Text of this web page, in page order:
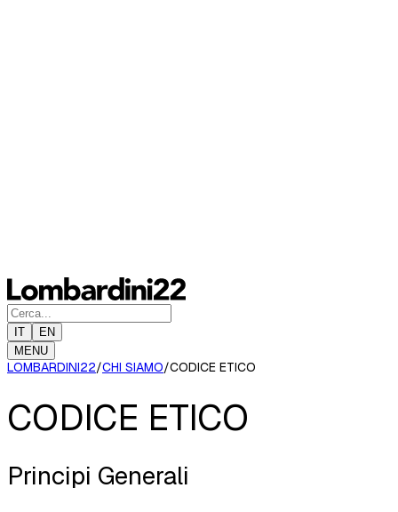
IT
EN
MENU
LOMBARDINI22/CHI SIAMO/CODICE ETICO
CODICE ETICO
Principi Generali